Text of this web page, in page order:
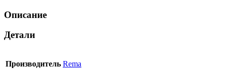
Описание
Детали
Производитель Rema